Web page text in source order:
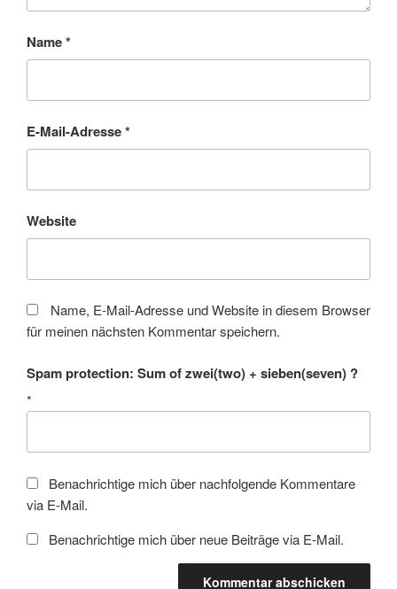
Name*
E-Mail-Adresse*
Website
Name, E-Mail-Adresse und Website in diesem Browser
für meinen nächsten Kommentar speichern.
Spam protection: Sum of zwei(two) + sieben(seven) ?
*
Benachrichtige mich über nachfolgende Kommentare
via E-Mail.
Benachrichtige mich über neue Beiträge via E-Mail.